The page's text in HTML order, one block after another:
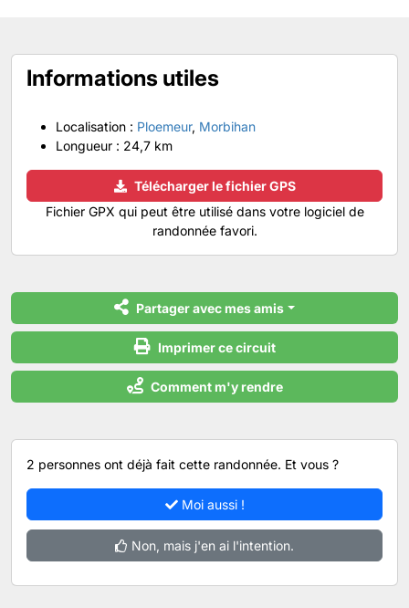
Informations utiles
Localisation : Ploemeur, Morbihan
Longueur : 24,7 km
Télécharger le fichier GPS
Fichier GPX qui peut être utilisé dans votre logiciel de
randonnée favori.
Partager avec mes amis
Imprimer ce circuit
Comment m'y rendre
2 personnes ont déjà fait cette randonnée. Et vous ?
Moi aussi !
Non, mais j'en ai l'intention.